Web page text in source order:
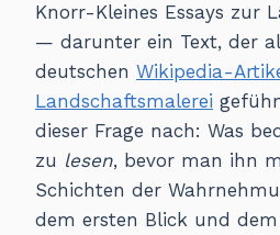
Knorr-Kleines Essays zur
— darunter ein Text, der
deutschen Wikipedia-
Landschaftsmalerei
dieser Frage nach: Was
zu lesen, bevor man ihn
Schichten der
dem ersten Blick und